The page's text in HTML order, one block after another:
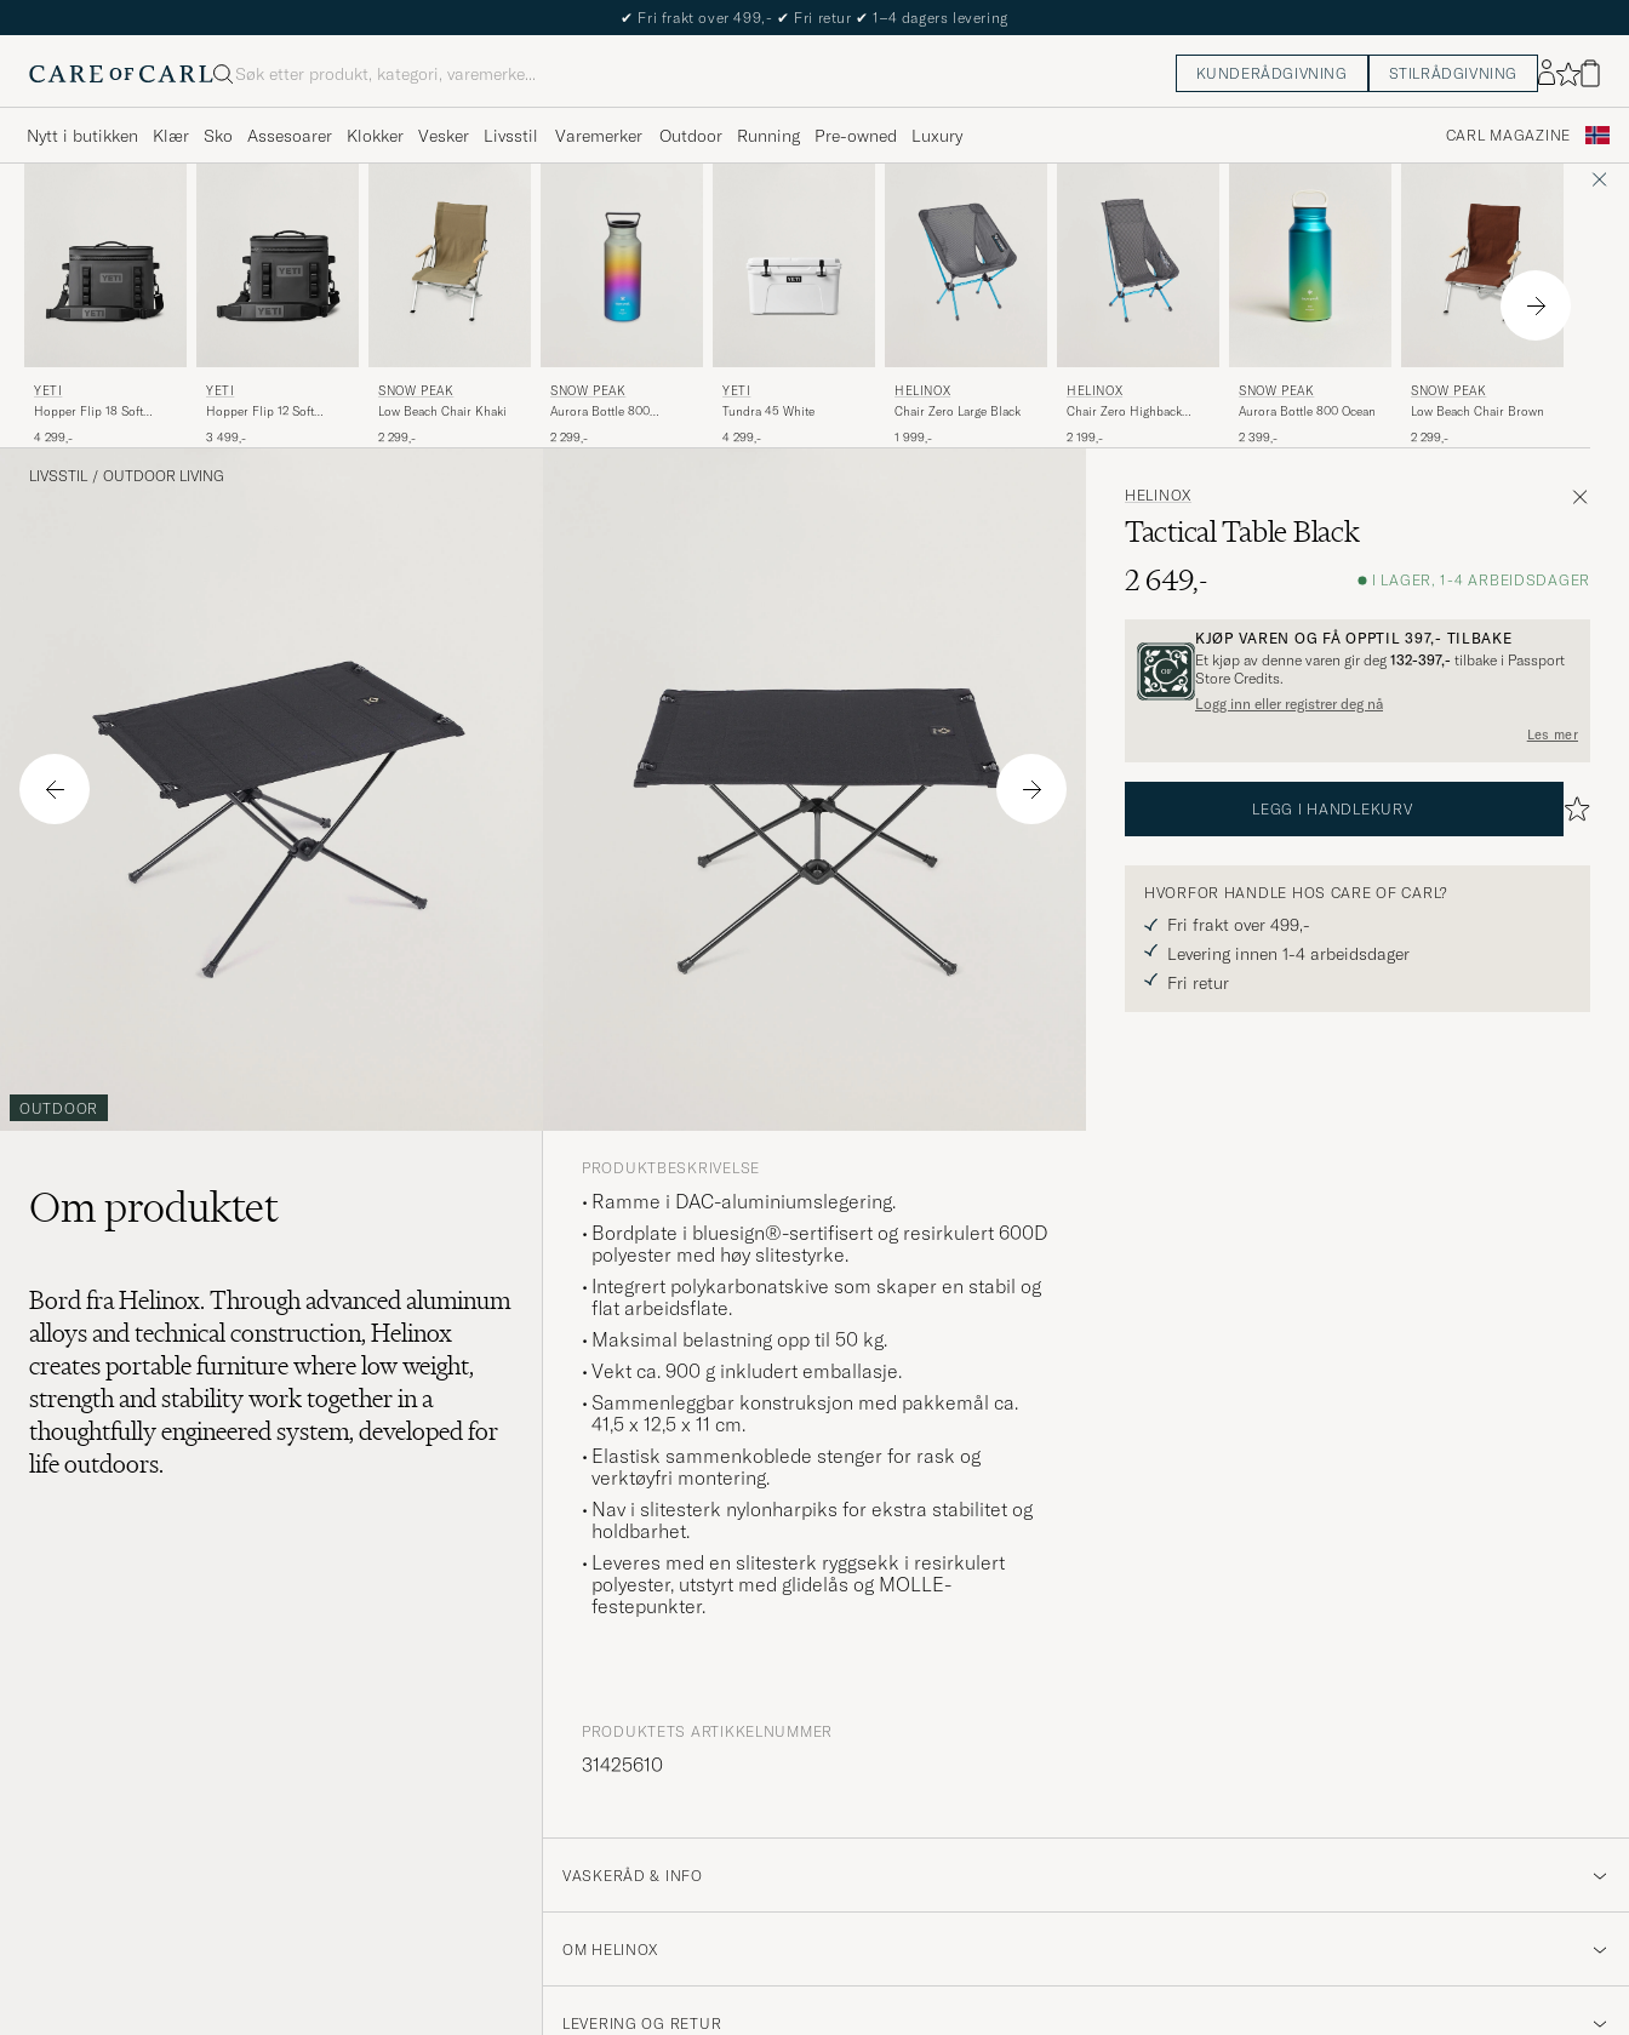
✔ Fri frakt over 499,- ✔ Fri retur ✔ 1–4 dagers levering
Søk KUNDERÅDGIVNING STILRÅDGIVNING
Nytt i butikken Klær Sko Assesoarer Klokker Vesker Livsstil Varemerker Outdoor Running Pre-owned Luxury CARL MAGAZINE
YETI
Hopper Flip 18 Soft
4 299,-
YETI
Hopper Flip 12 Soft
3 499,-
SNOW PEAK
Low Beach Chair Khaki
2 299,-
SNOW PEAK
Aurora Bottle 800
2 299,-
YETI
Tundra 45 White
4 299,-
HELINOX
Chair Zero Large Black
1 999,-
HELINOX
Chair Zero Highback
2 199,-
SNOW PEAK
Aurora Bottle 800 Ocean
2 399,-
SNOW PEAK
Low Beach Chair Brown
2 299,-
LIVSSTIL / OUTDOOR LIVING
OUTDOOR
HELINOX
Tactical Table Black
2 649,-
I LAGER, 1-4 ARBEIDSDAGER
KJØP VAREN OG FÅ OPPTIL397,- TILBAKE
Et kjøp av denne varen gir deg 132-397,- tilbake i Passport
Store Credits.
Logg inn eller registrer deg nå
Les mer
LEGG I HANDLEKURV
HVORFOR HANDLE HOS CARE OF CARL?
Fri frakt over 499,-
Levering innen 1-4 arbeidsdager
Fri retur
Om produktet
Bord fra Helinox. Through advanced aluminum
alloys and technical construction, Helinox
creates portable furniture where low weight,
strength and stability work together in a
thoughtfully engineered system, developed for
life outdoors.
PRODUKTBESKRIVELSE
Ramme i DAC-aluminiumslegering.
Bordplate i bluesign®-sertifisert og resirkulert 600D
polyester med høy slitestyrke.
Integrert polykarbonatskive som skaper en stabil og
flat arbeidsflate.
Maksimal belastning opp til 50 kg.
Vekt ca. 900 g inkludert emballasje.
Sammenleggbar konstruksjon med pakkemål ca.
41,5 x 12,5 x 11 cm.
Elastisk sammenkoblede stenger for rask og
verktøyfri montering.
Nav i slitesterk nylonharpiks for ekstra stabilitet og
holdbarhet.
Leveres med en slitesterk ryggsekk i resirkulert
polyester, utstyrt med glidelås og MOLLE-
festepunkter.
PRODUKTETS ARTIKKELNUMMER
31425610
VASKERÅD & INFO
OM HELINOX
LEVERING OG RETUR